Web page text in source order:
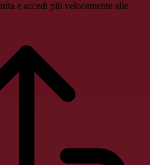
e accedi più velocemente alle